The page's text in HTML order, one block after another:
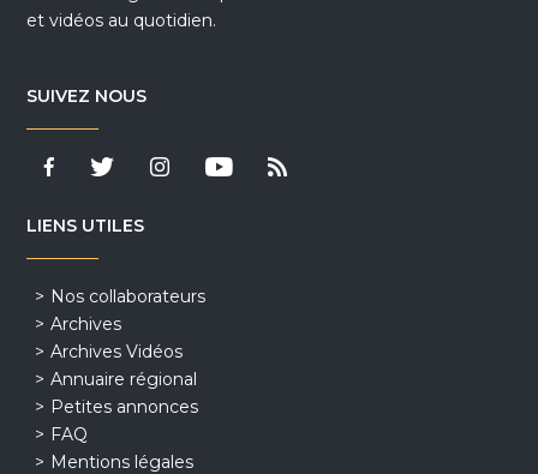
et vidéos au quotidien.
SUIVEZ NOUS
LIENS UTILES
Nos collaborateurs
Archives
Archives Vidéos
Annuaire régional
Petites annonces
FAQ
Mentions légales